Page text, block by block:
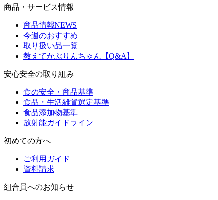
商品・サービス情報
商品情報NEWS
今週のおすすめ
取り扱い品一覧
教えてかぶりんちゃん【Q&A】
安心安全の取り組み
食の安全・商品基準
食品・生活雑貨選定基準
食品添加物基準
放射能ガイドライン
初めての方へ
ご利用ガイド
資料請求
組合員へのお知らせ